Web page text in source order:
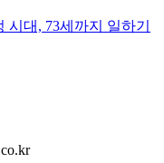
시대, 73세까지 일하기